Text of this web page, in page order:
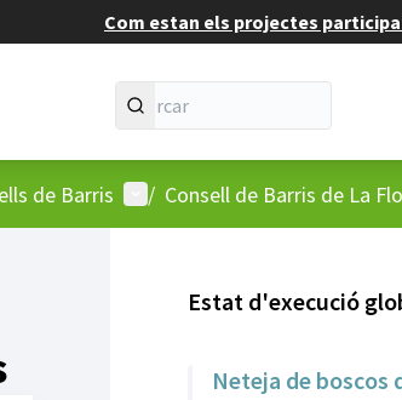
Com estan els projectes
de Barris Menú d'usuari
/ Consell de Barris de La
Estat d'execució
Neteja de boscos